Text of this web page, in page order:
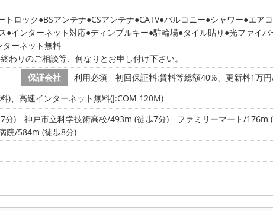
トロック BSアンテナ CSアンテナ CATV バルコニー シャワー エア
インターネット対応 ディンプルキー 駐輪場 タイル貼り 光ファイバ
ターネット無料
わりのご相談等、何なりとお申し付け下さい。
保証会社
利用必須 初回保証料:賃料等総額40%、更新料1万
、高速インターネット無料(J:COM 120M)
分) 神戸市立科学技術高校/493m (徒歩7分)
ファミリーマート/176m
院/584m (徒歩8分)